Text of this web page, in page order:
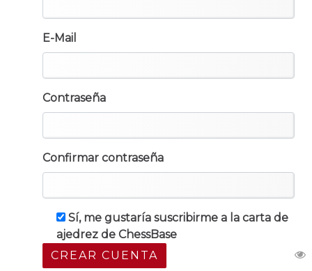
E-Mail
Contraseña
Confirmar contraseña
Sí, me gustaría suscribirme a la carta de
ajedrez de ChessBase
CREAR CUENTA